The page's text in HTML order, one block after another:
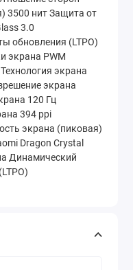
гарантирует
тяжелых
в 4K и работы
система
камерой
что особенно
высоком
игровых
3500 нит Защита от
3.0
обновления (LTPO)
экрана PWM
экрана
экрана
120 Гц
394 ppi
экрана (пиковая)
Dragon Crystal
Динамический